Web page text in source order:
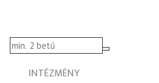
INTÉZMÉNY